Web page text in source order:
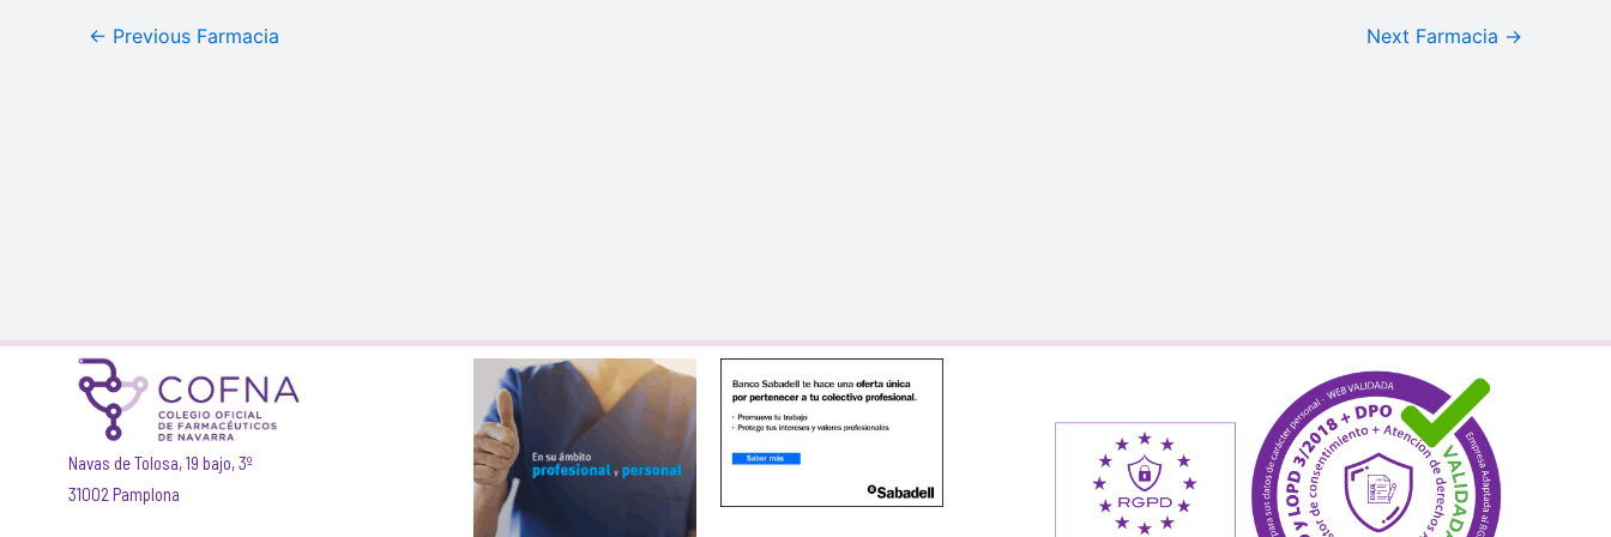
← Previous Farmacia Next Farmacia →
Navas de Tolosa, 19 bajo, 3º
31002 Pamplona